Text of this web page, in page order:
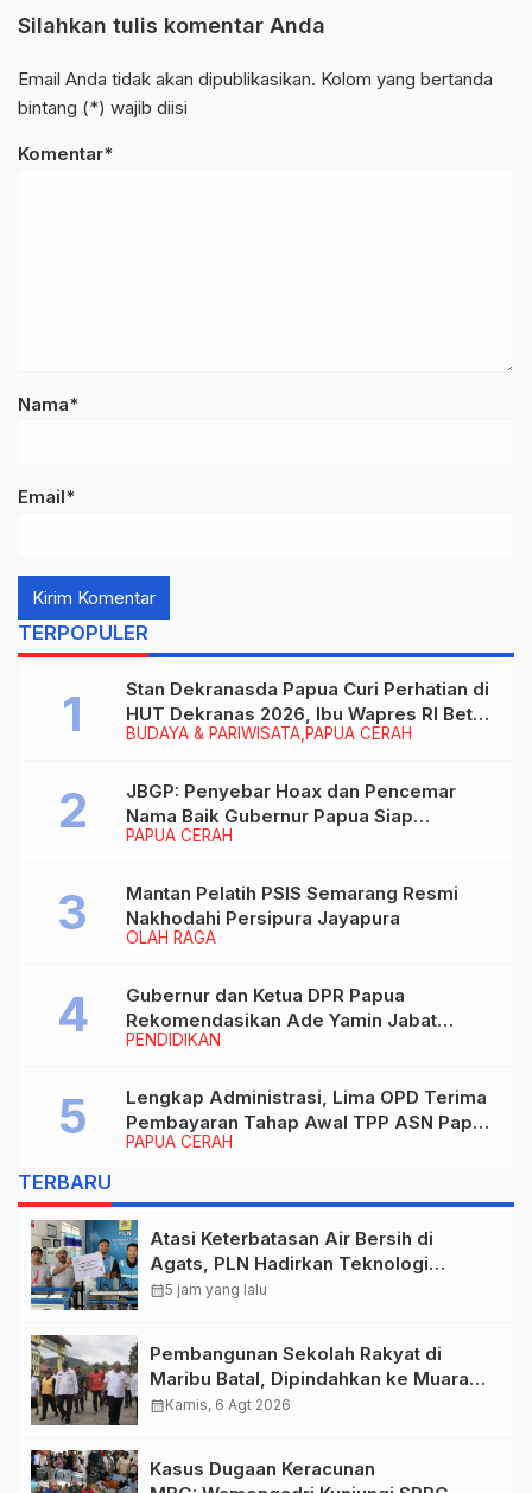
Silahkan tulis komentar Anda
Email Anda tidak akan dipublikasikan. Kolom yang bertanda
bintang (*) wajib diisi
Komentar*
Nama*
Email*
TERPOPULER
BUDAYA & PARIWISATA PAPUA CERAH
Stan Dekranasda Papua Curi Perhatian di
HUT Dekranas 2026, Ibu Wapres RI Betah
Menikmati Karya Perajin
PAPUA CERAH
JBGP: Penyebar Hoax dan Pencemar
Nama Baik Gubernur Papua Siap
Berhadapan dengan Hukum!
OLAH RAGA
Mantan Pelatih PSIS Semarang Resmi
Nakhodahi Persipura Jayapura
PENDIDIKAN
Gubernur dan Ketua DPR Papua
Rekomendasikan Ade Yamin Jabat
Rektor IAIN Fattahul Muluk Papua
PAPUA CERAH
Lengkap Administrasi, Lima OPD Terima
Pembayaran Tahap Awal TPP ASN Papua
Bulan Maret 2026
TERBARU
Atasi Keterbatasan Air Bersih di
Agats, PLN Hadirkan Teknologi
Desalinasi untuk Masjid Saiful Al-
calendar_month5 jam yang lalu
Pembangunan Sekolah Rakyat di
Maribu Batal, Dipindahkan ke Muara
Tami, Ini Sebabnya
calendar_monthKamis, 6 Agt 2026
Kasus Dugaan Keracunan